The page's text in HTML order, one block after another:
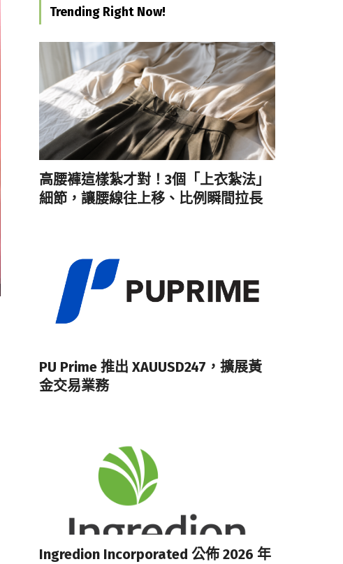
Trending Right Now!
高腰褲這樣紮才對！3個「上衣紮法」
細節，讓腰線往上移、比例瞬間拉長
PU Prime 推出 XAUUSD247，擴展黃
金交易業務
Ingredion Incorporated 公佈 2026 年